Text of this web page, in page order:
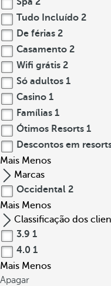
Tudo Incluído 2
De férias 2
Casamento 2
Wifi grátis 2
Só adultos 1
Casino 1
Famílias 1
Ótimos Resorts 1
Descontos em
Mais Menos
Marcas
Occidental 2
Mais Menos
Classificação dos
3.9 1
4.0 1
Mais Menos
Apagar